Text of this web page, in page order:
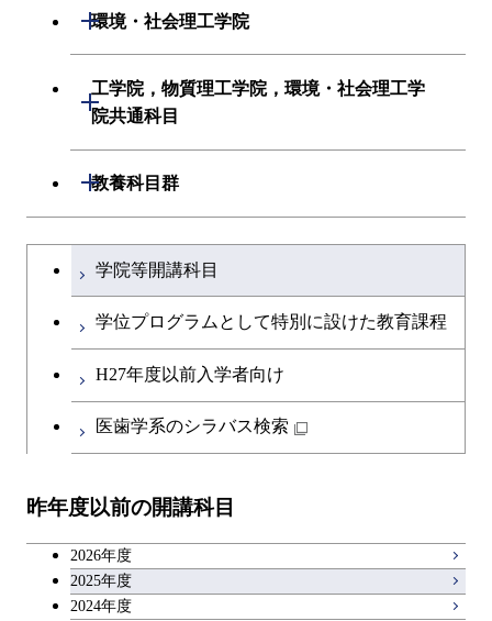
生命理工学系
創造プロセス科目
共通専門科目
環境・社会理工学院
開閉
建築学系
融合理工学系
初年次専門科目
工学院，物質理工学院，環境・社会理工学
院共通科目
開閉
工学院，物質理工学院，環境・社会
教養科目群
開閉
文系教養科目
英語科目
第二外国語科目
アントレプレナーシップ科目
学士課程を切り替える
学院等開講科目
学位プログラムとして特別に設けた教育課程
H27年度以前入学者向け
医歯学系のシラバス検索
昨年度以前の開講科目
2026年度
2025年度
2024年度